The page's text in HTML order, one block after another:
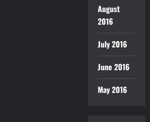
August
2016
July 2016
June 2016
May 2016